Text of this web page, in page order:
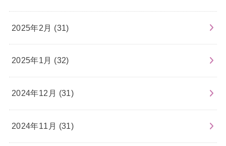
2025年2月 (31)
2025年1月 (32)
2024年12月 (31)
2024年11月 (31)